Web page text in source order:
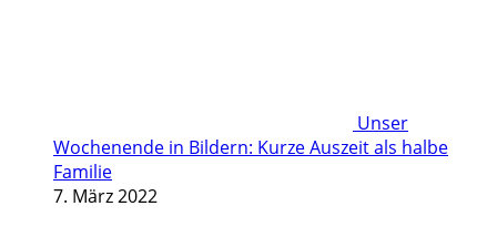
Unser
Wochenende in Bildern: Kurze Auszeit als halbe
Familie
7. März 2022